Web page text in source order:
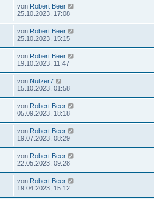
von Robert Beer
25.10.2023, 17:08
von Robert Beer
25.10.2023, 15:15
von Robert Beer
19.10.2023, 11:47
von Nutzer7
15.10.2023, 01:58
von Robert Beer
05.09.2023, 18:18
von Robert Beer
19.07.2023, 08:29
von Robert Beer
22.05.2023, 09:28
von Robert Beer
19.04.2023, 15:12